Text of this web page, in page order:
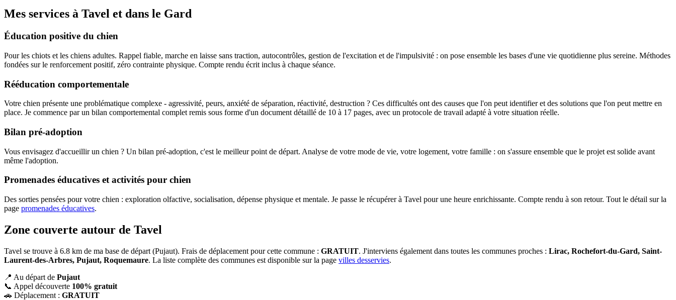
Mes services à Tavel et dans le Gard
Éducation positive du chien
Pour les chiots et les chiens adultes. Rappel fiable, marche en laisse sans traction, autocontrôles, gestion de l'excitation et de l'impulsivité : on pose ensemble les bases d'une vie quotidienne plus sereine. Méthodes
fondées sur le renforcement positif, zéro contrainte physique. Compte rendu écrit inclus à chaque séance.
Rééducation comportementale
Votre chien présente une problématique complexe - agressivité, peurs, anxiété de séparation, réactivité, destruction ? Ces difficultés ont des causes que l'on peut identifier et des solutions que l'on peut mettre en
place. Je commence par un bilan comportemental complet remis sous forme d'un document détaillé de 10 à 17 pages, avec un protocole de travail adapté à votre situation réelle.
Bilan pré-adoption
Vous envisagez d'accueillir un chien ? Un bilan pré-adoption, c'est le meilleur point de départ. Analyse de votre mode de vie, votre logement, votre famille : on s'assure ensemble que le projet est solide avant
même l'adoption.
Promenades éducatives et activités pour chien
Des sorties pensées pour votre chien : exploration olfactive, socialisation, dépense physique et mentale. Je passe le récupérer à Tavel pour une heure enrichissante. Compte rendu à son retour. Tout le détail sur la
page promenades éducatives.
Zone couverte autour de Tavel
Tavel se trouve à 6.8 km de ma base de départ (Pujaut). Frais de déplacement pour cette commune : GRATUIT. J'interviens également dans toutes les communes proches : Lirac, Rochefort-du-Gard, Saint-
Laurent-des-Arbres, Pujaut, Roquemaure. La liste complète des communes est disponible sur la page villes desservies.
📍 Au départ de Pujaut
📞 Appel découverte 100% gratuit
🚗 Déplacement : GRATUIT